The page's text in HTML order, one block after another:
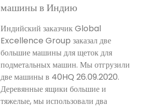
машины в Индию
Индийский заказчик Global
Excellence Group заказал две
большие машины для щеток для
подметальных машин. Мы отгрузили
две машины в 40HQ 26.09.2020.
Деревянные ящики большие и
тяжелые, мы использовали два